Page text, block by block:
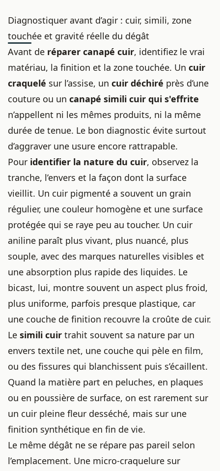
Diagnostiquer avant d’agir : cuir, simili, zone
touchée et gravité réelle du dégât
Avant de réparer canapé cuir, identifiez le vrai
matériau, la finition et la zone touchée. Un cuir
craquelé sur l’assise, un cuir déchiré près d’une
couture ou un canapé simili cuir qui s'effrite
n’appellent ni les mêmes produits, ni la même
durée de tenue. Le bon diagnostic évite surtout
d’aggraver une usure encore rattrapable.
Pour identifier la nature du cuir, observez la
tranche, l’envers et la façon dont la surface
vieillit. Un cuir pigmenté a souvent un grain
régulier, une couleur homogène et une surface
protégée qui se raye peu au toucher. Un cuir
aniline paraît plus vivant, plus nuancé, plus
souple, avec des marques naturelles visibles et
une absorption plus rapide des liquides. Le
bicast, lui, montre souvent un aspect plus froid,
plus uniforme, parfois presque plastique, car
une couche de finition recouvre la croûte de cuir.
Le simili cuir trahit souvent sa nature par un
envers textile net, une couche qui pèle en film,
ou des fissures qui blanchissent puis s’écaillent.
Quand la matière part en peluches, en plaques
ou en poussière de surface, on est rarement sur
un cuir pleine fleur desséché, mais sur une
finition synthétique en fin de vie.
Le même dégât ne se répare pas pareil selon
l’emplacement. Une micro-craquelure sur